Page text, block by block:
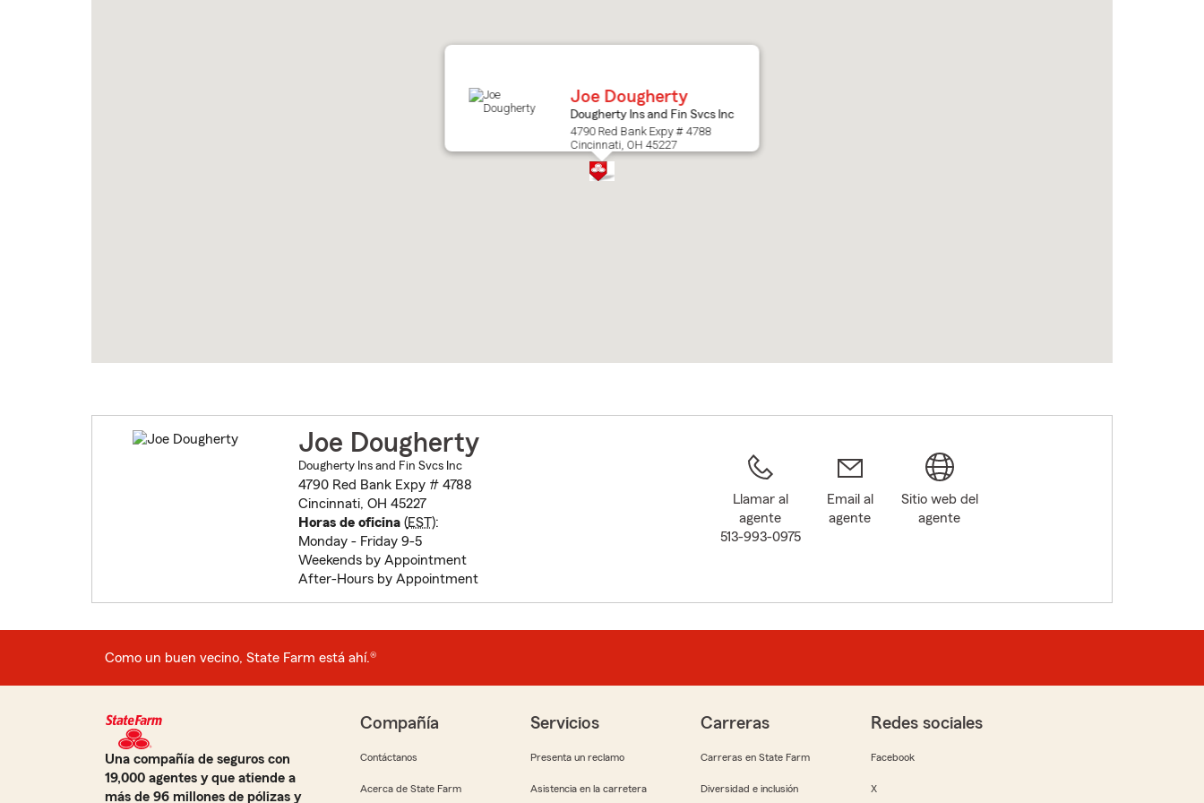
Joe Dougherty
Dougherty Ins and Fin Svcs Inc
4790 Red Bank Expy # 4788
Cincinnati, OH 45227
Joe Dougherty
Dougherty Ins and Fin Svcs Inc
4790 Red Bank Expy # 4788
Cincinnati, OH 45227
Horas de oficina(EST):
Monday - Friday 9-5
Weekends by Appointment
After-Hours by Appointment
Llamar al
agente
513-993-0975
Email al
agente
Sitio web del
agente
Como un buen vecino, State Farm está ahí.®
Una compañía de seguros con
19,000 agentes y que atiende a
más de 96 millones de pólizas y
Compañía
Contáctanos
Acerca de State Farm
Servicios
Presenta un reclamo
Asistencia en la carretera
Carreras
Carreras en State Farm
Diversidad e inclusión
Redes sociales
Facebook
X